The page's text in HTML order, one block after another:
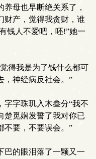
母也早断绝关系了，
财产，觉得我贪财，谁
钱人不爱吧，呸!”她一
得我是为了钱什么都可
，神经病反社会。”
字字珠玑入木叁分“我不
楚觅娴发誓了我对你已
不要，不要误会。”
巴的眼泪落了一颗又一